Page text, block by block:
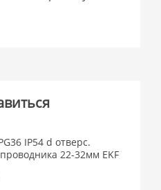
IP54 d отверс.
22-32мм EKF